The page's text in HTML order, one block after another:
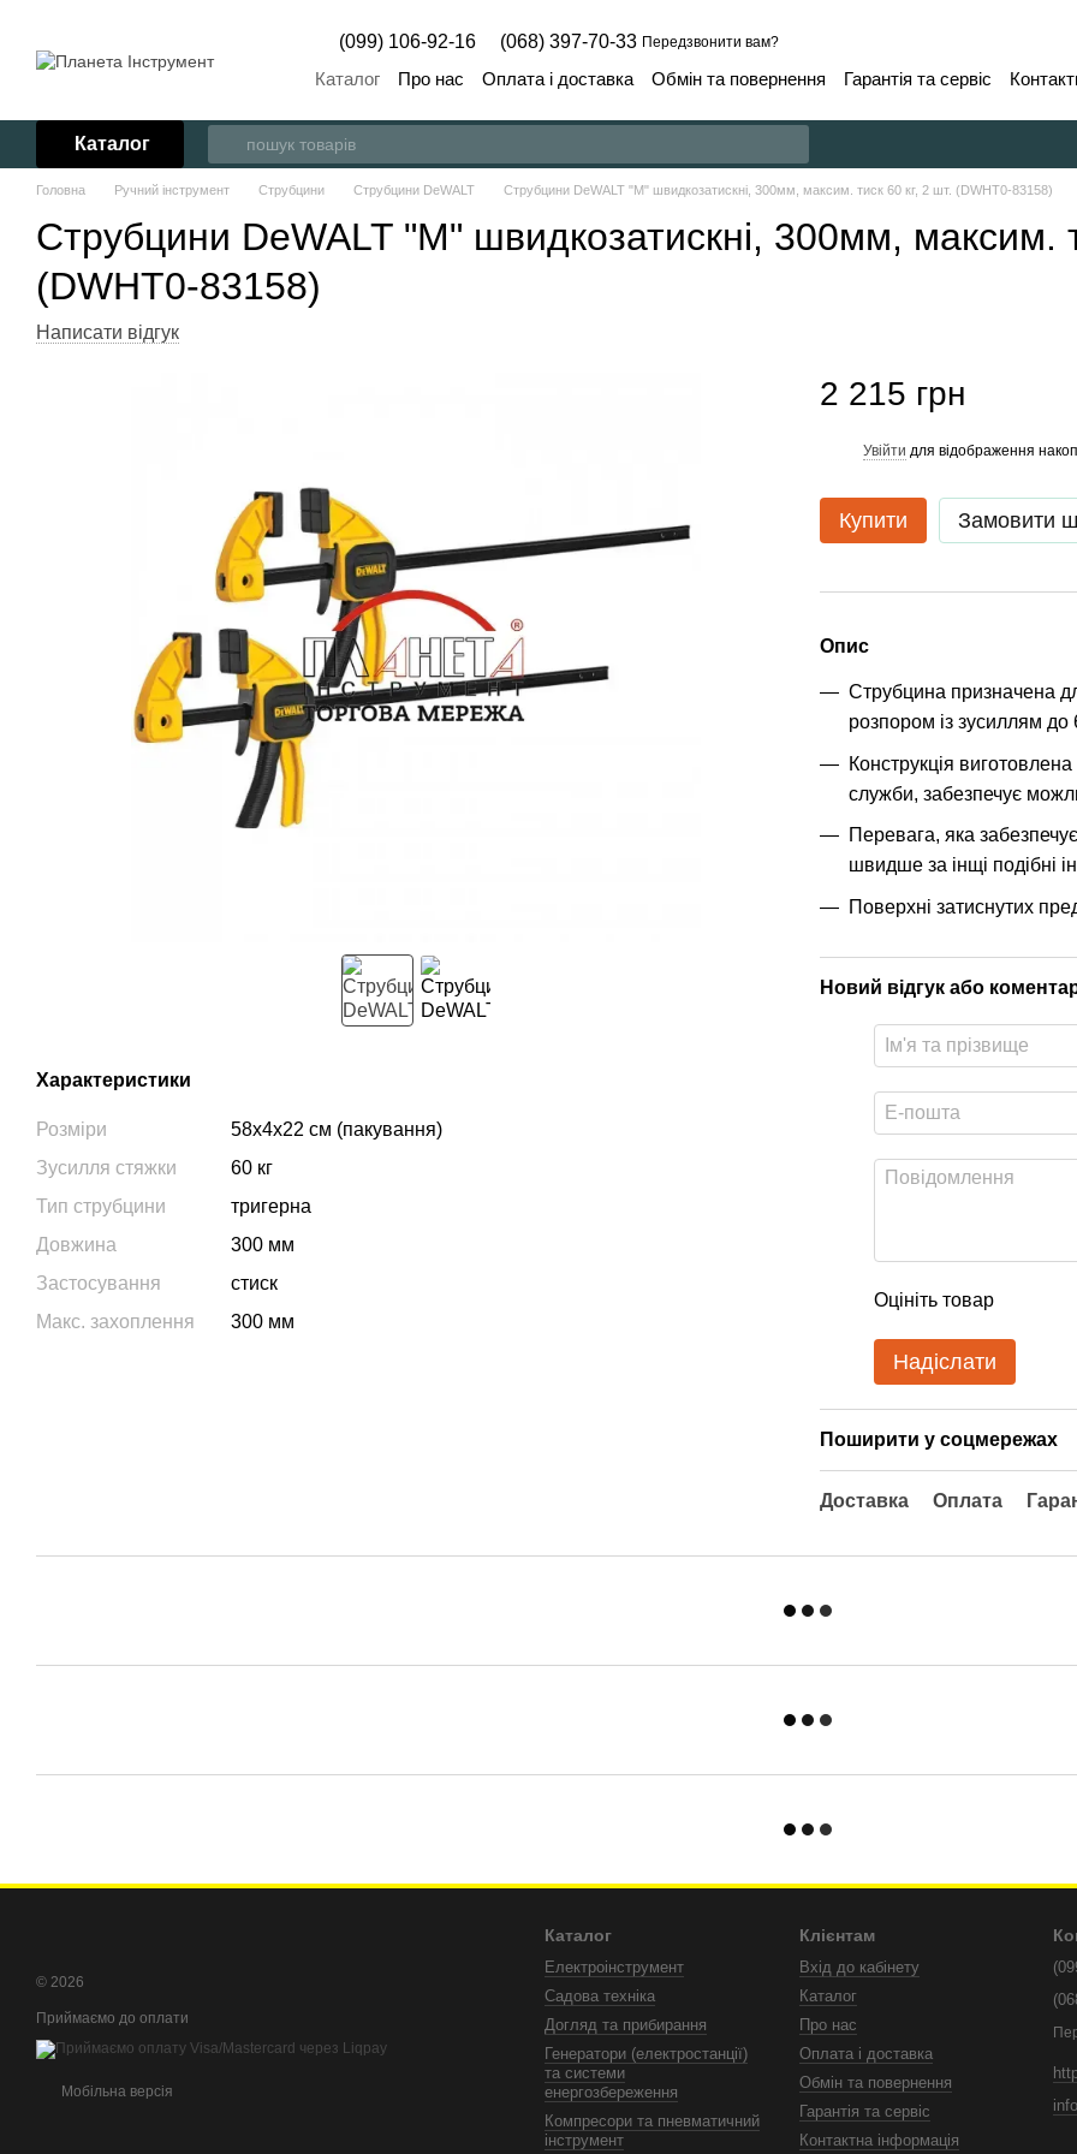
(099) 106-92-16 (068) 397-70-33 Передзвонити вам?
Каталог Про нас Оплата і доставка Обмін та повернення Гарантія та сервіс
Каталог
Головна Ручний інструмент Струбцини Струбцини DeWALT Струбцини DeWALT "M" швидкозатискні, 300мм, максим. тиск 60 кг, 2 шт. (DWHT0-83158)
Струбцини DeWALT "M" швидкозатискні, 300мм, максим.
(DWHT0-83158)
Написати відгук
Характеристики
Розміри
58х4х22 см (пакування)
Зусилля стяжки
60 кг
Тип струбцини
тригерна
Довжина
300 мм
Застосування
стиск
Макс. захоплення
300 мм
2 215 грн
Увійти для відображення
Купити Замовити
Опис
Струбцина призначена
розпором із зусиллям до
Конструкція
служби, забезпечує
Перевага, яка
швидше за інщі подібні
Поверхні затиснутих
Новий відгук або
Оцініть товар
Надіслати
Поширити у соцмережах
Доставка Оплата
© 2026
Приймаємо до оплати
Мобільна версія
Каталог
Електроінструмент
Садова техніка
Догляд та прибирання
Генератори (електростанції)
та системи
енергозбереження
Компресори та пневматичний
інструмент
Клієнтам
Вхід до кабінету
Каталог
Про нас
Оплата і доставка
Обмін та повернення
Гарантія та сервіс
Контактна інформація